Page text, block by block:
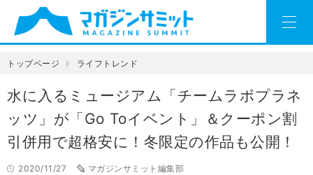
トップページ ライフトレンド
水に入るミュージアム「チームラボプラネ
ッツ」が「Go Toイベント」＆クーポン割
引併用で超格安に！冬限定の作品も公開！
2020/11/27
マガジンサミット編集部